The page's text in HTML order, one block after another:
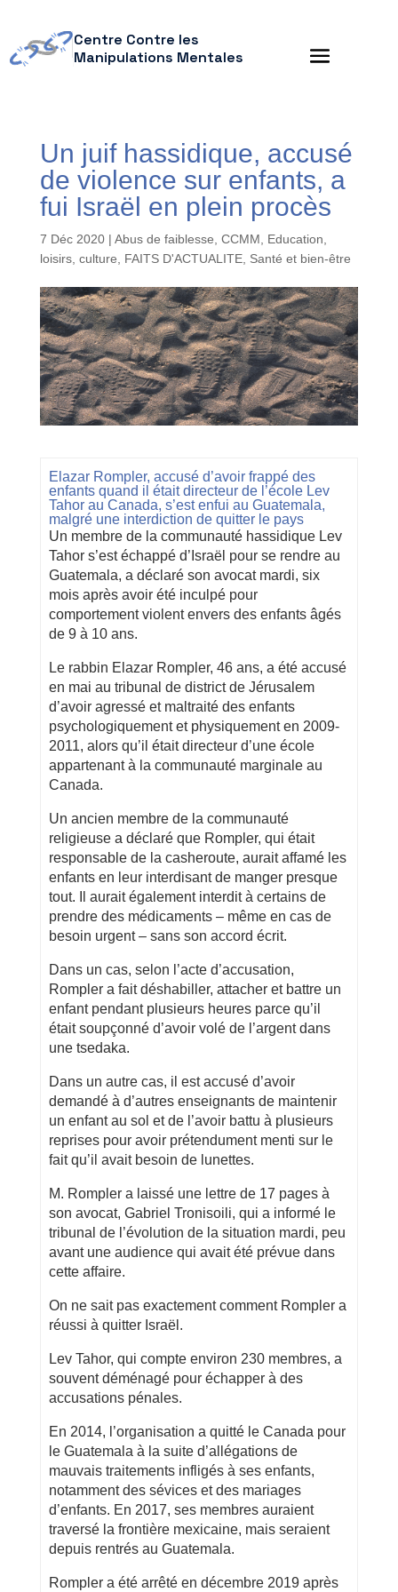
Centre Contre les
Manipulations Mentales
Un juif hassidique, accusé
de violence sur enfants, a
fui Israël en plein procès
7 Déc 2020| Abus de faiblesse CCMM
Education,
loisirs, culture
FAITS D'ACTUALITE, Santé et bien-être
Elazar Rompler, accusé d’avoir frappé des
enfants quand il était directeur de l’école Lev
Tahor au Canada, s’est enfui au Guatemala,
malgré une interdiction de quitter le pays
Un membre de la communauté hassidique Lev
Tahor s’est échappé d’Israël pour se rendre au
Guatemala, a déclaré son avocat mardi, six
mois après avoir été inculpé pour
comportement violent envers des enfants âgés
de 9 à 10 ans.
Le rabbin Elazar Rompler, 46 ans, a été accusé
en mai au tribunal de district de Jérusalem
d’avoir agressé et maltraité des enfants
psychologiquement et physiquement en 2009-
2011, alors qu’il était directeur d’une école
appartenant à la communauté marginale au
Canada.
Un ancien membre de la communauté
religieuse a déclaré que Rompler, qui était
responsable de la casheroute, aurait affamé les
enfants en leur interdisant de manger presque
tout. Il aurait également interdit à certains de
prendre des médicaments – même en cas de
besoin urgent – sans son accord écrit.
Dans un cas, selon l’acte d’accusation,
Rompler a fait déshabiller, attacher et battre un
enfant pendant plusieurs heures parce qu’il
était soupçonné d’avoir volé de l’argent dans
une tsedaka.
Dans un autre cas, il est accusé d’avoir
demandé à d’autres enseignants de maintenir
un enfant au sol et de l’avoir battu à plusieurs
reprises pour avoir prétendument menti sur le
fait qu’il avait besoin de lunettes.
M. Rompler a laissé une lettre de 17 pages à
son avocat, Gabriel Tronisoili, qui a informé le
tribunal de l’évolution de la situation mardi, peu
avant une audience qui avait été prévue dans
cette affaire.
On ne sait pas exactement comment Rompler a
réussi à quitter Israël.
Lev Tahor, qui compte environ 230 membres, a
souvent déménagé pour échapper à des
accusations pénales.
En 2014, l’organisation a quitté le Canada pour
le Guatemala à la suite d’allégations de
mauvais traitements infligés à ses enfants,
notamment des sévices et des mariages
d’enfants. En 2017, ses membres auraient
traversé la frontière mexicaine, mais seraient
depuis rentrés au Guatemala.
Rompler a été arrêté en décembre 2019 après